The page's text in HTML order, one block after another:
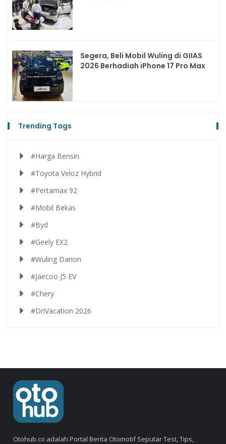
Segera, Beli Mobil Wuling di GIIAS
2026 Berhadiah iPhone 17 Pro Max
Trending Tags
#Harga Bensin
#Toyota Veloz Hybrid
#Pertamax 92
#Mobil Bekas
#Byd
#Geely EX2
#Wuling Darion
#Jaecoo J5 EV
#Chery
#DriVacation 2026
Otohub.co adalah Portal Berita Otomotif Seputar Test, Tips,